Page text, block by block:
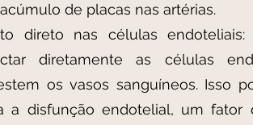
de placas nas artérias.
direto nas células
diretamente as células
os vasos sanguíneos. Isso
a disfunção endotelial, um fator